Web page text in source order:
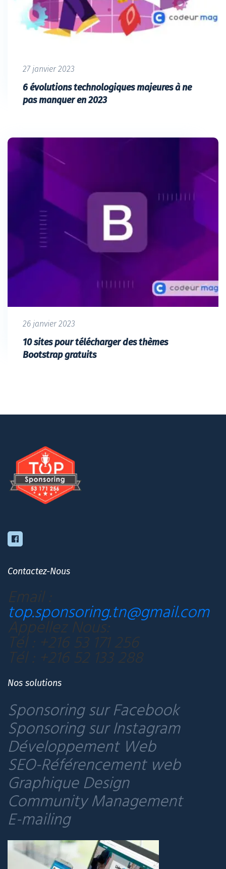
27 janvier 2023
6 évolutions technologiques majeures à ne
pas manquer en 2023
26 janvier 2023
10 sites pour télécharger des thèmes
Bootstrap gratuits
Contactez-Nous
Email :
top.sponsoring.tn@gmail.com
Appellez Nous:
Tél : +216 53 171 256
Tél : +216 52 133 288
Nos solutions
Sponsoring sur Facebook
Sponsoring sur Instagram
Développement Web
SEO-Référencement web
Graphique Design
Community Management
E-mailing